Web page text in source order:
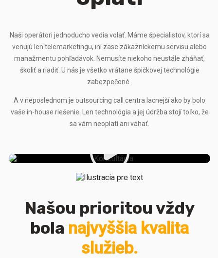
Naši operátori jednoducho vedia volať. Máme špecialistov, ktorí sa
venujú len telemarketingu, iní zase zákazníckemu servisu alebo
manažmentu pohľadávok. Nemusíte niekoho neustále zháňať,
školiť a riadiť. U nás je všetko vrátane špičkovej technológie
zabezpečené..
A v neposlednom je outsourcing call centra lacnejší ako by bolo
vaše in-house riešenie. Len technológia a jej údržba stojí toľko, že
sa vám neoplatí ani váhať.
Prehrať video
Našou prioritou vždy
bola najvyššia kvalita
služieb.